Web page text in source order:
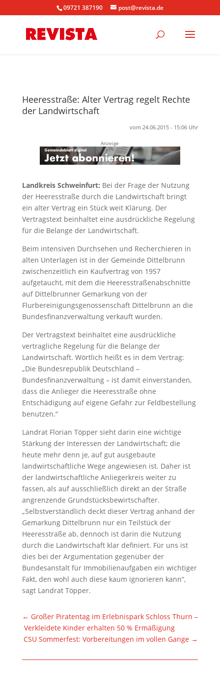
09721 387190 post@revista.de
Heeresstraße: Alter Vertrag regelt Rechte
der Landwirtschaft
vom 24.06.2015 - 15:06 Uhr
Anzeige
Landkreis Schweinfurt: Bei der Frage der Nutzung
der Heeresstraße durch die Landwirtschaft bringt
ein alter Vertrag ein Stück weit Klärung. Der
Vertragstext beinhaltet eine ausdrückliche Regelung
für die Belange der Landwirtschaft.
Beim intensiven Durchsehen und Recherchieren in
alten Unterlagen ist in der Gemeinde Dittelbrunn
zwischenzeitlich ein Kaufvertrag von 1957
aufgetaucht, mit dem die Heeresstraßenabschnitte
auf Dittelbrunner Gemarkung von der
Flurbereinigungsgenossenschaft Dittelbrunn an die
Bundesfinanzverwaltung verkauft wurden.
Der Vertragstext beinhaltet eine ausdrückliche
vertragliche Regelung für die Belange der
Landwirtschaft. Wörtlich heißt es in dem Vertrag:
„Die Bundesrepublik Deutschland –
Bundesfinanzverwaltung – ist damit einverstanden,
dass die Anlieger die Heeresstraße ohne
Entschädigung auf eigene Gefahr zur Feldbestellung
benutzen.“
Landrat Florian Töpper sieht darin eine wichtige
Stärkung der Interessen der Landwirtschaft; die
heute mehr denn je, auf gut ausgebaute
landwirtschaftliche Wege angewiesen ist. Daher ist
der landwirtschaftliche Anliegerkreis weiter zu
fassen, als auf ausschließlich direkt an der Straße
angrenzende Grundstücksbewirtschafter.
„Selbstverständlich deckt dieser Vertrag anhand der
Gemarkung Dittelbrunn nur ein Teilstück der
Heeresstraße ab, dennoch ist darin die Nutzung
durch die Landwirtschaft klar definiert. Für uns ist
dies bei der Argumentation gegenüber der
Bundesanstalt für Immobilienaufgaben ein wichtiger
Fakt, den wohl auch diese kaum ignorieren kann“,
sagt Landrat Töpper.
← Großer Piratentag im Erlebnispark Schloss Thurn –
Verkleidete Kinder erhalten 50 % Ermäßigung
CSU Sommerfest: Vorbereitungen im vollen Gange →